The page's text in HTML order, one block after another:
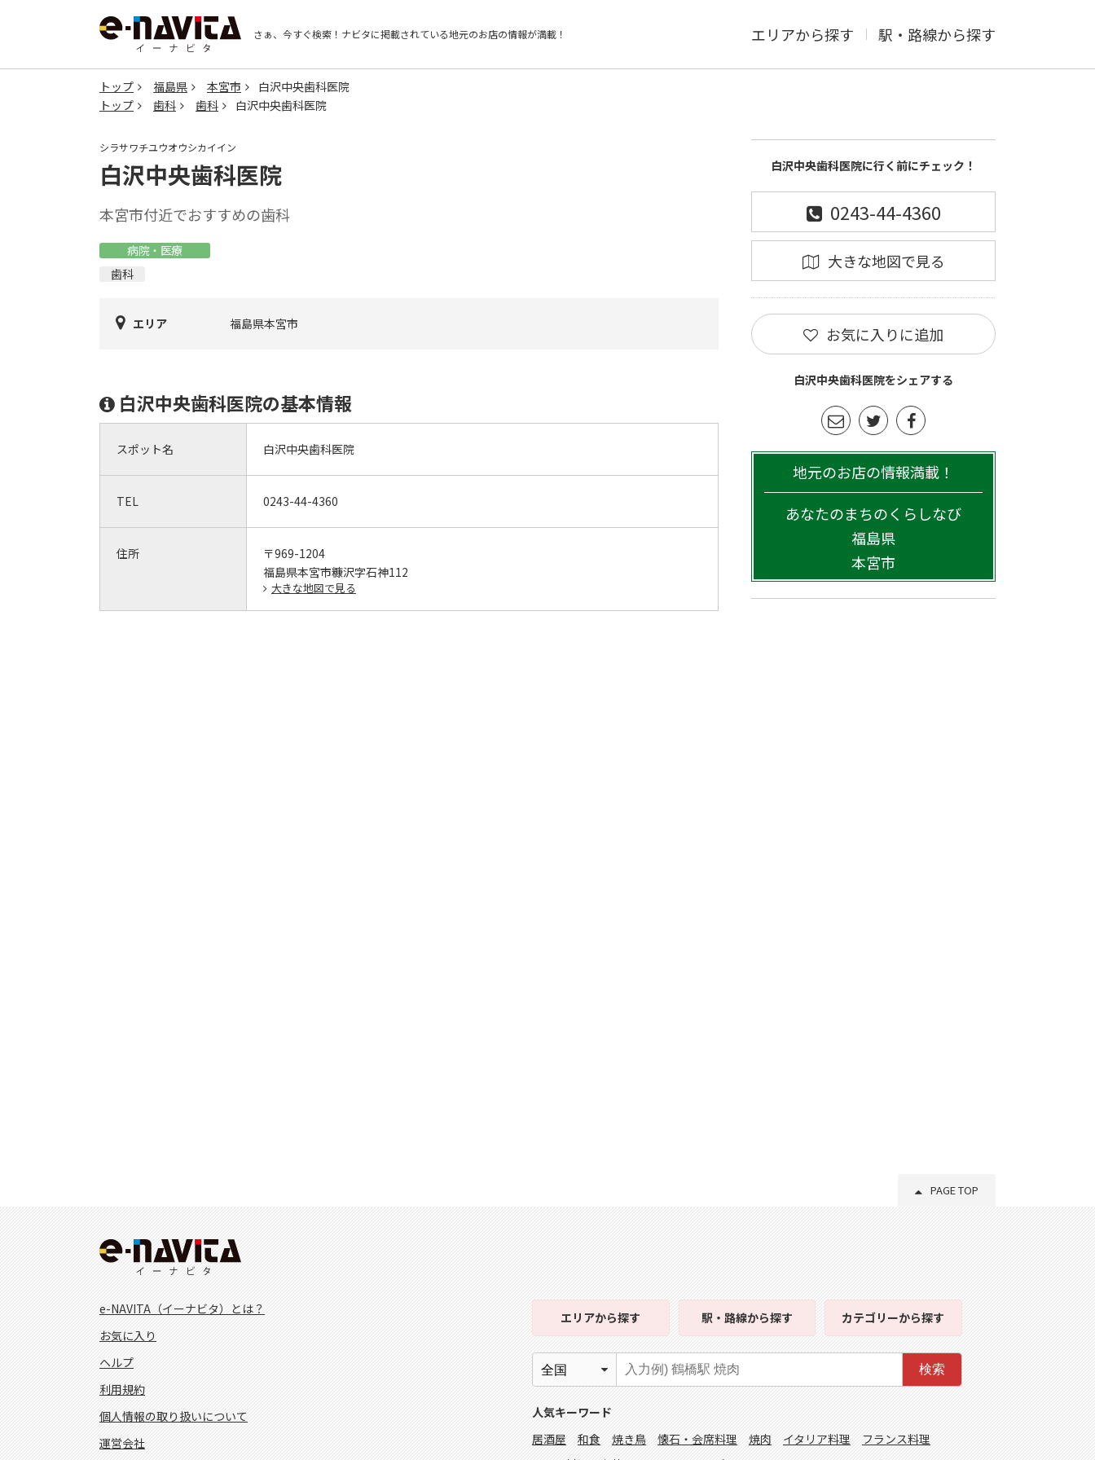
さぁ、今すぐ検索！ ナビタに掲載されている地元のお店の情報が満載！ エリアから探す 駅・路線から探す
トップ 福島県 本宮市
白沢中央歯科医院
トップ
歯科 歯科 白沢中央歯科医院
シラサワチユウオウシカイイン
白沢中央歯科医院
本宮市付近でおすすめの歯科
病院・医療
歯科
エリア 福島県本宮市
白沢中央歯科医院の基本情報
スポット名 白沢中央歯科医院
TEL 0243-44-4360
住所
〒969-1204
福島県本宮市糠沢字石神112
大きな地図で見る
白沢中央歯科医院に行く前にチェック！
0243-44-4360
大きな地図で見る
お気に入りに追加
白沢中央歯科医院をシェアする
地元のお店の情報満載！
あなたのまちのくらしなび
福島県
本宮市
PAGE TOP
e-NAVITA（イーナビタ）とは？
お気に入り
ヘルプ
利用規約
個人情報の取り扱いについて
運営会社
エリアから探す 駅・路線から探す カテゴリーから探す
検索
人気キーワード
居酒屋
和食 焼き鳥 懐石・会席料理 焼肉 イタリア料理
フランス料理